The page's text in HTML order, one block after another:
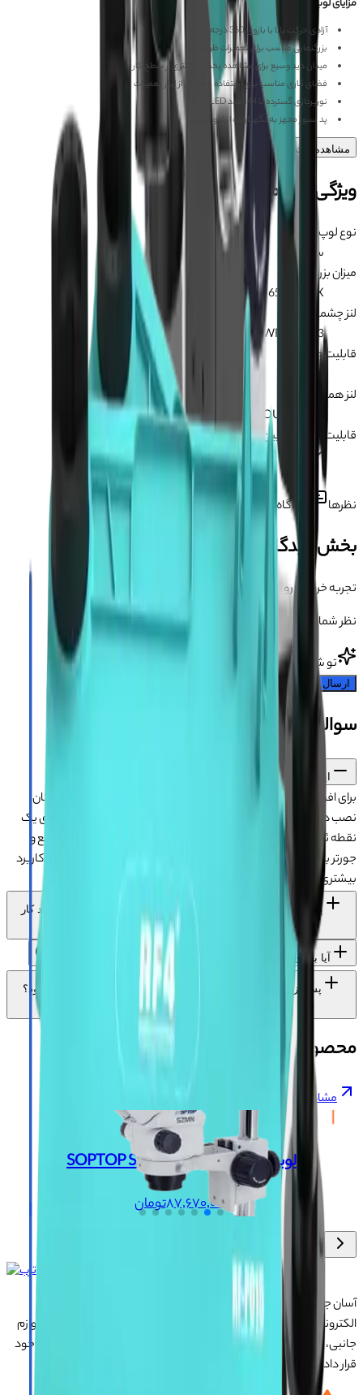
مزایای لوپ سه چشم RF4 6565 PRO FO19
آزادی حرکت بالا با بازوی 360 درجه
بزرگنمایی مناسب برای تعمیرات ظریف برد
میدان دید وسیع برای مشاهده بخش بیشتری از سطح کار
فضای کاری مناسب برای استفاده همزمان از ابزار تعمیرات
نورپردازی گسترده با 144 عدد LED
پد نسوز مجهز به نگهدارنده ابزار و گوشی
مشاهده بیشتر
ویژگی‌های محصول
نوع لوپ
سه چشم
میزان بزرگنمایی
6.5X تا 65X
لنز چشمی
WF10X / 23
قابلیت چرخش
360 درجه
لنز همسان ساز
C-MOUNT 0.5X
قابلیت نصب دوربین:
نظرها دیدگاه کاربران درباره این محصول
بخش دیدگاه‌ها
تجربه خریدت رو بگو 💬
نظر شما می‌تونه به بقیه کمک کنه انتخاب مطمئن‌تری داشته باشن.
تو شروع کن!
ارسال دیدگاه
سوالات متداول محصول
این مدل برای چه کسانی انتخاب مناسب تری است؟
برای افرادی مناسب است که به آزادی حرکت هد، فضای کاری بزرگ، امکان
نصب دوربین و نظم بیشتر میز اهمیت می دهد. اگر بیشتر تعمیرات روی یک
نقطه ثابت و فضای کوچک انجام می شوند، پایه ثابت ممکن است جمع و
جورتر باشد؛ اما برای میزکاری متنوع و حرفه ای، ساختار بازویی این مدل کاربرد
بیشتری دارد.
پایه بازویی FO19 نسبت به پایه های کفی ثابت چه تفاوتی در روند کار
ایجاد می کند؟
آیا بازوی 360 درجه هنگام کار در بزرگنمایی بالا ثبات کافی دارد؟
پس از جابه جا کردن بازوی لوپ، آیا باید فوکوس دوباره تنظیم شود؟
محصولات مشابه
مشاهده همه
+
لوپ سه چشم SOPTOP SZMN 7045
۸۷٬۶۷۰٬۰۰۰تومان
الکترونیک، آموزش تخصصی موبایل و ارائه خدمات تعمیر تلفن همراه و لوازم
جانبی، با تکیه بر تیمی حرفه‌ای، رضایت و اعتماد مشتریان را اولویت اصلی خود
قرار داده است.
درباره ما